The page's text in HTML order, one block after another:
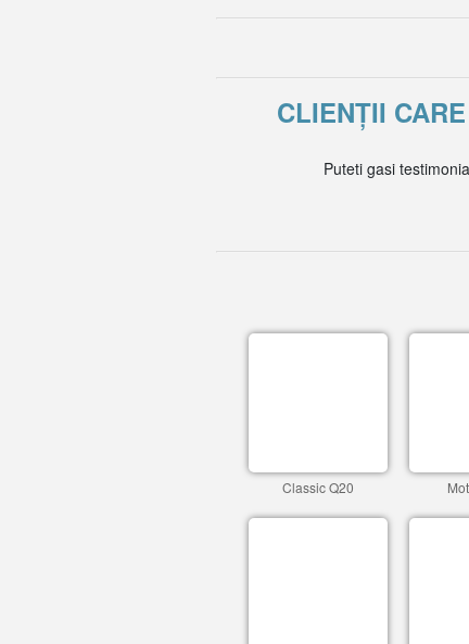
CLIENȚII
Puteti gasi
Classic Q20